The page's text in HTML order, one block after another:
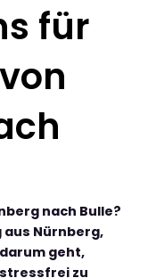
für
nach Bulle?
aus Nürnberg,
geht,
zu